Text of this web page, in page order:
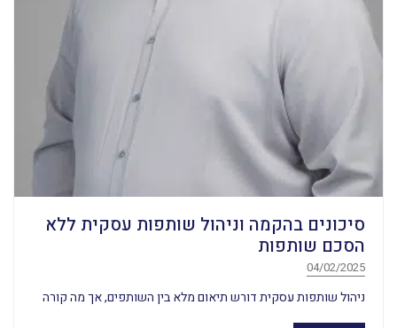
סיכונים בהקמה וניהול שותפות עסקית ללא
הסכם שותפות
04/02/2025
ניהול שותפות עסקית דורש תיאום מלא בין השותפים, אך מה קורה